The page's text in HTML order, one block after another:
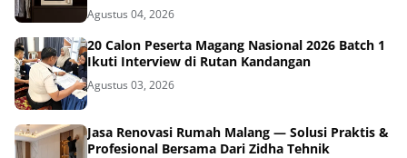
Agustus 04, 2026
20 Calon Peserta Magang Nasional 2026 Batch 1
Ikuti Interview di Rutan Kandangan
Agustus 03, 2026
Jasa Renovasi Rumah Malang — Solusi Praktis &
Profesional Bersama Dari Zidha Tehnik